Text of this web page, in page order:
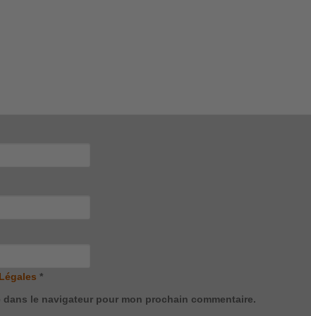
*
le navigateur pour mon prochain commentaire.